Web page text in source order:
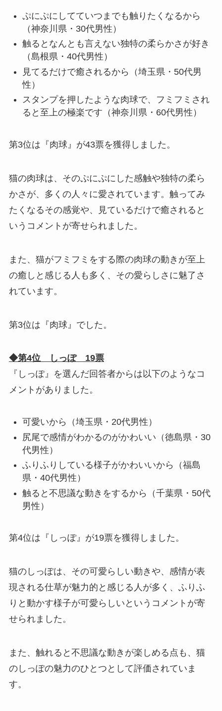
ぷにぷにしてていつまでも触りたくなるから
（神奈川県・30代男性）
触るとなんとも言えない独特の柔らかさが好き
（島根県・40代男性）
見てるだけで癒されるから（埼玉県・50代男
性）
スタンプを押したような肉球で、フミフミされ
ると至上の極楽です（神奈川県・60代男性）
第3位は『肉球』が43票を獲得しました。
猫の肉球は、そのぷにぷにした感触や独特の柔ら
かさが、多くの人々に愛されています。触ってみ
たくなるその感覚や、見ているだけで癒されると
いうコメントが寄せられました。
また、猫がフミフミをする際の肉球の動きが至上
の癒しと感じる人も多く、その愛らしさに魅了さ
れています。
第3位は『肉球』でした。
◆第4位 しっぽ 19票
『しっぽ』を選んだ回答者からは以下のようなコ
メントがありました。
可愛いから（埼玉県・20代男性）
尻尾で感情がわかるのがかわいい（徳島県・30
代男性）
ふりふりしている様子がかわいいから（福島
県・40代男性）
触ると不思議な動きをするから（千葉県・50代
男性）
第4位は『しっぽ』が19票を獲得しました。
猫のしっぽは、その可愛らしい動きや、感情が表
現される仕草が魅力的と感じる人が多く、ふりふ
りと動かす様子が可愛らしいというコメントが寄
せられました。
また、触れると不思議な動きが楽しめる点も、猫
のしっぽの魅力のひとつとして評価されていま
す。